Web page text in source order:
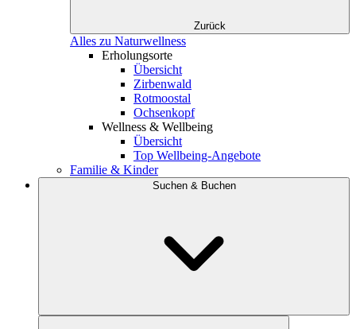
Zurück
Alles zu Naturwellness
Erholungsorte
Übersicht
Zirbenwald
Rotmoostal
Ochsenkopf
Wellness & Wellbeing
Übersicht
Top Wellbeing-Angebote
Familie & Kinder
Suchen & Buchen